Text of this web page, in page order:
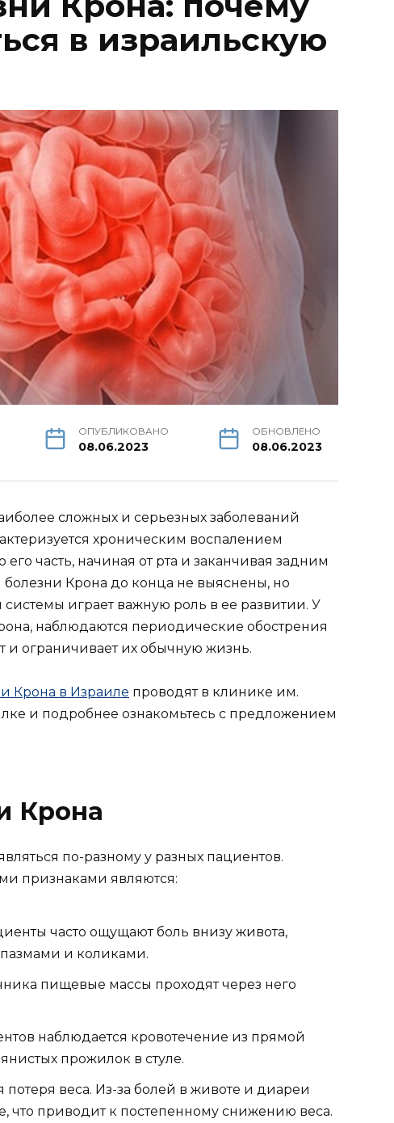
в израильскую
ОПУБЛИКОВАНО
08.06.2023
ОБНОВЛЕНО
08.06.2023
сложных и серьезных заболеваний
хроническим воспалением
часть, начиная от рта и заканчивая задним
Крона до конца не выяснены, но
играет важную роль в ее развитии. У
наблюдаются периодические обострения
и ограничивает их обычную жизнь.
Крона в Израиле проводят в клинике им.
и подробнее ознакомьтесь с предложением
Крона
по-разному у разных пациентов.
признаками являются:
часто ощущают боль внизу живота,
и коликами.
пищевые массы проходят через него
наблюдается кровотечение из прямой
прожилок в стуле.
веса. Из-за болей в животе и диареи
что приводит к постепенному снижению веса.